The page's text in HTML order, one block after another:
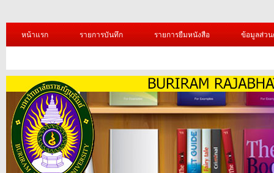
หน้าแรก รายการบันทึก รายการยืมหนังสือ ข้อมูลส่ว